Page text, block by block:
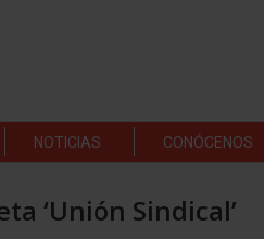
NOTICIAS CONÓCENOS
‘Unión Sindical’